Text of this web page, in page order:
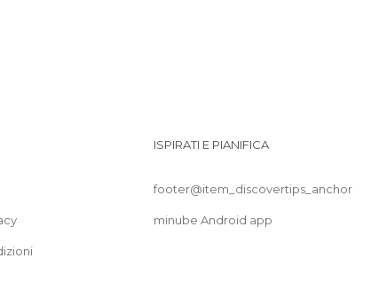
Porti a Lisbona
Pub a Lisbona
Quartieri a Lisbona
ISPIRATI E PIANIFICA
footer@item_discovertips_anchor
minube Android app